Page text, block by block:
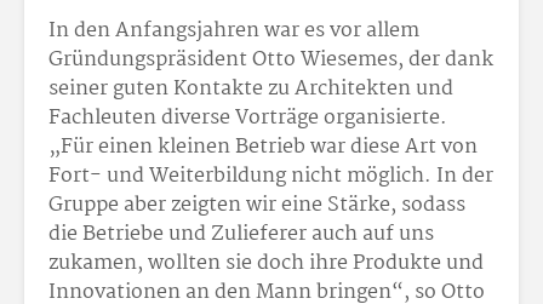
In den Anfangsjahren war es vor allem
Gründungspräsident Otto Wiesemes, der dank
seiner guten Kontakte zu Architekten und
Fachleuten diverse Vorträge organisierte.
„Für einen kleinen Betrieb war diese Art von
Fort- und Weiterbildung nicht möglich. In der
Gruppe aber zeigten wir eine Stärke, sodass
die Betriebe und Zulieferer auch auf uns
zukamen, wollten sie doch ihre Produkte und
Innovationen an den Mann bringen“, so Otto